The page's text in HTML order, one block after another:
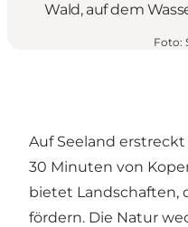
Wald, auf dem
Foto:
Auf Seeland
30 Minuten von
bietet Landschaften,
fördern. Die Natur